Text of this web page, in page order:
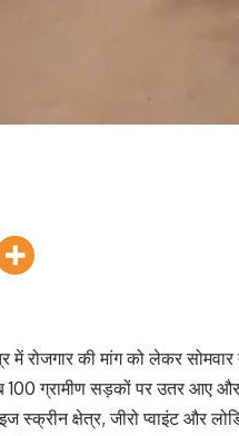
में रोजगार की मांग को लेकर
ग्रामीण सड़कों पर उतर आए
क्षेत्र, जीरो प्वाइंट और